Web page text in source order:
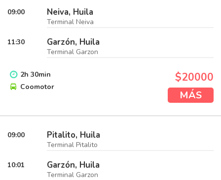
09:00 Neiva, Huila
Terminal Neiva
11:30 Garzón, Huila
Terminal Garzon
2h 30min
Coomotor
$20000
MÁS
09:00 Pitalito, Huila
Terminal Pitalito
10:01 Garzón, Huila
Terminal Garzon